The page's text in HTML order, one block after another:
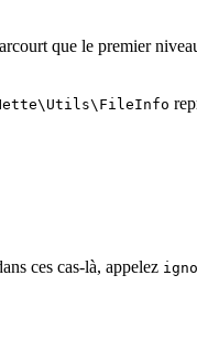
que le premier
ces cas-là, appelez